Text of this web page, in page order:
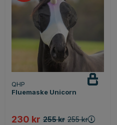
QHP
Fluemaske Unicorn
230 kr 255 kr 255 kr